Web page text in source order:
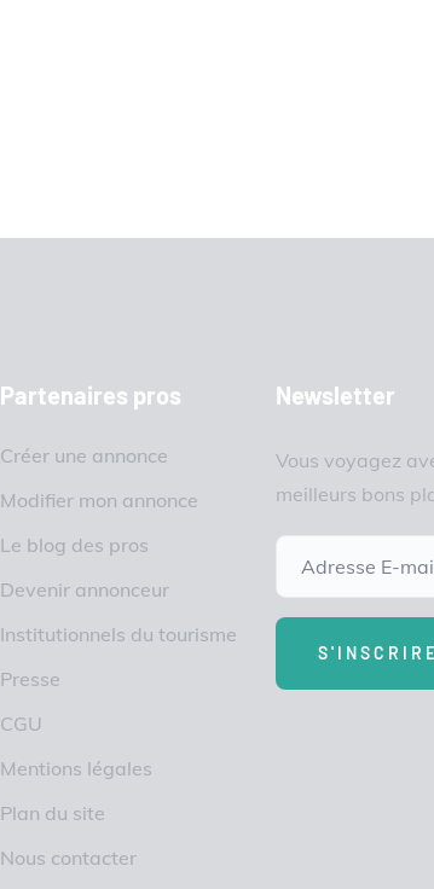
Partenaires pros
Créer une annonce
Modifier mon annonce
Le blog des pros
Devenir annonceur
Institutionnels du tourisme
Presse
CGU
Mentions légales
Plan du site
Nous contacter
Newsletter
Vous voyagez
meilleurs bons